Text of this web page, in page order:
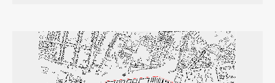
Seminarji
Seminarske teme